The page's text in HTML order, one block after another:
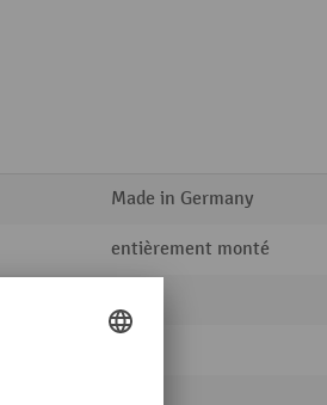
Made in Germany
entièrement monté